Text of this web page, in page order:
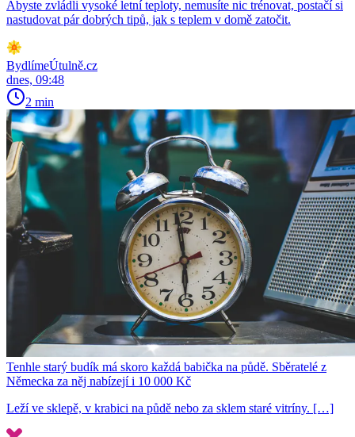
Abyste zvládli vysoké letní teploty, nemusíte nic trénovat, postačí si
nastudovat pár dobrých tipů, jak s teplem v domě zatočit.
BydlímeÚtulně.cz
dnes, 09:48
2 min
Tenhle starý budík má skoro každá babička na půdě. Sběratelé z
Německa za něj nabízejí i 10 000 Kč
Leží ve sklepě, v krabici na půdě nebo za sklem staré vitríny. […]